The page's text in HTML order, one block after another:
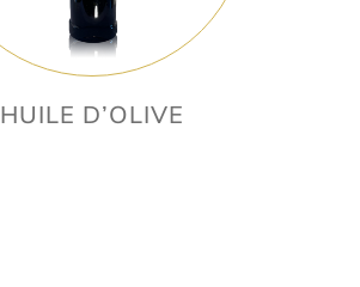
HUILE D’OLIVE